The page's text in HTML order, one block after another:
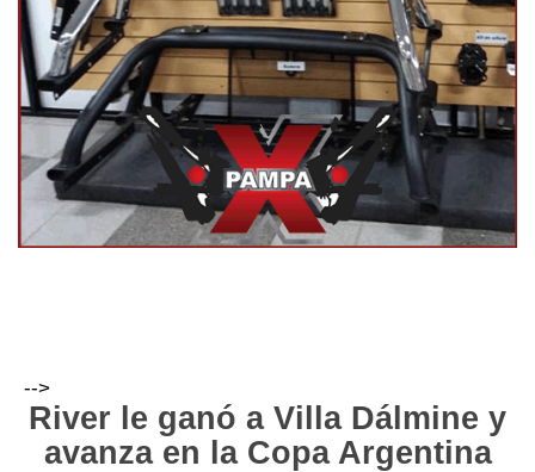
-->
River le ganó a Villa Dálmine y
avanza en la Copa Argentina